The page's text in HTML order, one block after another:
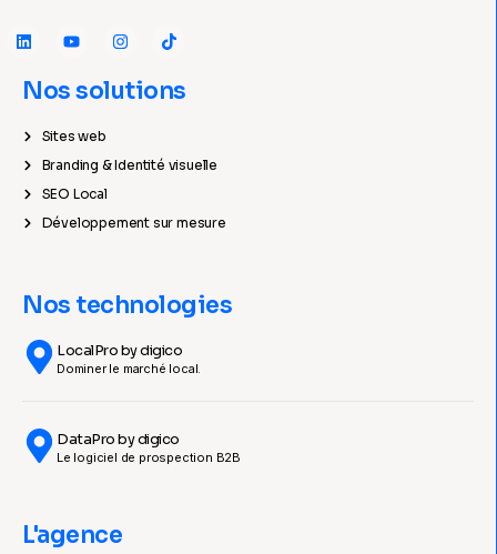
Nos solutions
Sites web
Branding & Identité visuelle
SEO Local
Développement sur mesure
Nos technologies
LocalPro by digico
Dominer le marché local.
DataPro by digico
Le logiciel de prospection B2B
L'agence